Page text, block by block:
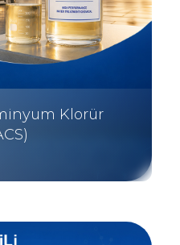
Klorür